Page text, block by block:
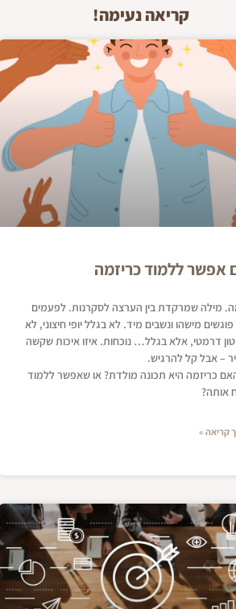
קריאה נעימה!
אפשר ללמוד כריזמה
מילה שמרקדת בין הערצה לסקרנות. לפעמים
פוגשים מישהו ונשבים מיד. לא בגלל יופי חיצוני, לא
דרמטי, אלא בגלל… נוכחות. איזו איכות שקשה
– אבל קל להרגיש.
כריזמה היא תכונה מולדת? או שאפשר ללמוד
אותה?
קריאה »